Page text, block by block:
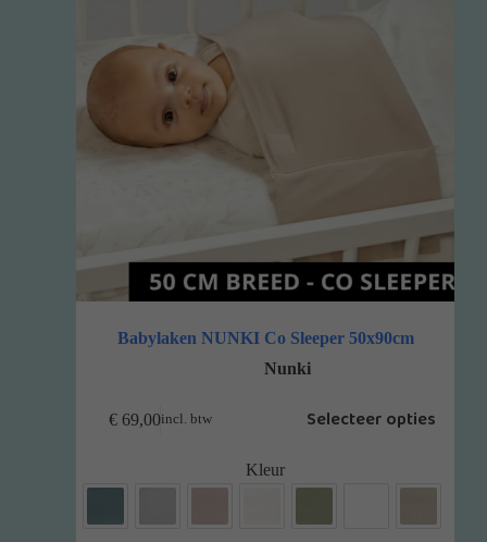
Babylaken NUNKI Co Sleeper 50x90cm
Nunki
€69,00incl. btw Selecteer opties
Kleur